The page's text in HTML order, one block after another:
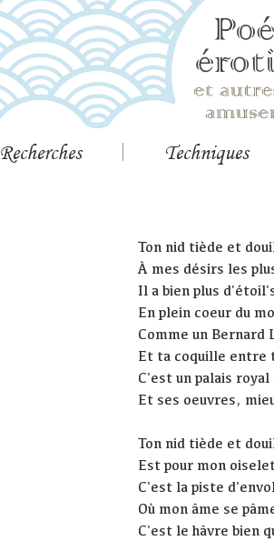
Recherches Techniques
Ton nid tiède et
À mes désirs les
Il a bien plus
En plein coeur du
Comme un
Et ta coquille entre
C'est un palais
Et ses oeuvres,
Ton nid tiède et
Est pour mon
C'est la piste
Où mon âme se
C'est le hâvre bien